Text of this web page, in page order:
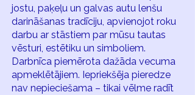
jostu, paķeļu un galvas autu lenšu
darināšanas tradīciju, apvienojot roku
darbu ar stāstiem par mūsu tautas
vēsturi, estētiku un simboliem.
Darbnīca piemērota dažāda vecuma
apmeklētājiem. Iepriekšēja pieredze
nav nepieciešama – tikai vēlme radīt